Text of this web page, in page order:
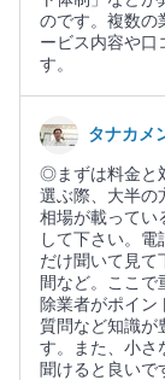
のです。複数の
ービス内容や口
す。
タナカメ
◎まずは料金と
選ぶ際、大半の
相場が載ってい
して下さい。
だけ聞いて見て
間など。ここで
除業者がポイン
質問など知識が
す。また、小さ
聞けると良い